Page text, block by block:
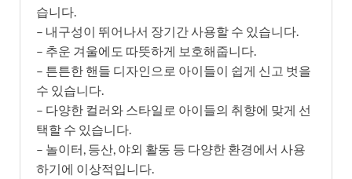
습니다.
– 내구성이 뛰어나서 장기간 사용할 수 있습니다.
– 추운 겨울에도 따뜻하게 보호해줍니다.
– 튼튼한 핸들 디자인으로 아이들이 쉽게 신고 벗을
수 있습니다.
– 다양한 컬러와 스타일로 아이들의 취향에 맞게 선
택할 수 있습니다.
– 놀이터, 등산, 야외 활동 등 다양한 환경에서 사용
하기에 이상적입니다.